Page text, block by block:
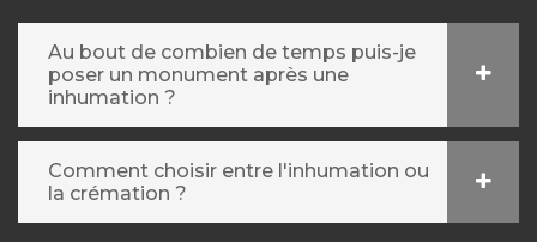
Au bout de combien de temps puis-je
poser un monument après une
inhumation ?
Comment choisir entre l'inhumation ou
la crémation ?